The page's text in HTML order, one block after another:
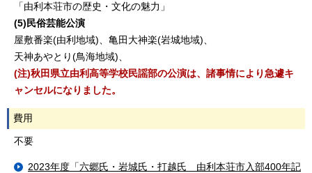
「由利本荘市の歴史・文化の魅力」
(5)民俗芸能公演
屋敷番楽(由利地域)、亀田大神楽(岩城地域)、
天神あやとり(鳥海地域)、
(注)秋田県立由利高等学校民謡部の公演は、諸事情により急遽キ
ャンセルになりました。
費用
不要
2023年度「六郷氏・岩城氏・打越氏 由利本荘市入部400年記